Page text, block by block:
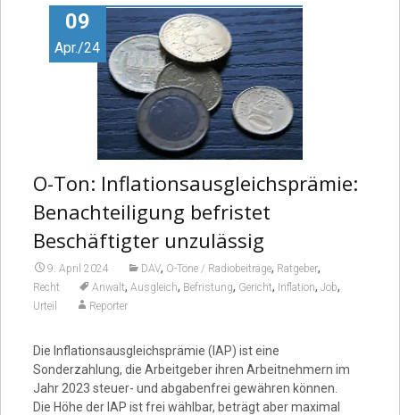
Video09
Apr./24
O-Ton: Inflationsausgleichsprämie:
Benachteiligung befristet
Beschäftigter unzulässig
9. April 2024 DAV, O-Töne / Radiobeiträge, Ratgeber,
Recht Anwalt, Ausgleich, Befristung, Gericht, Inflation, Job,
Urteil Reporter
Die Inflationsausgleichsprämie (IAP) ist eine
Sonderzahlung, die Arbeitgeber ihren Arbeitnehmern im
Jahr 2023 steuer- und abgabenfrei gewähren können.
Die Höhe der IAP ist frei wählbar, beträgt aber maximal